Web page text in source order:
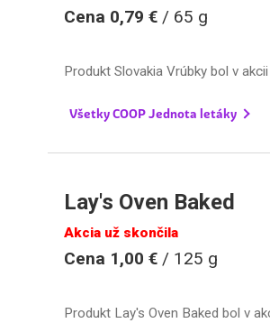
Cena 0,79 € / 65 g
Produkt Slovakia Vrúbky bol v
Všetky COOP Jednota letáky
Lay's Oven Baked
Akcia už skončila
Cena 1,00 € / 125 g
Produkt Lay's Oven Baked bol v